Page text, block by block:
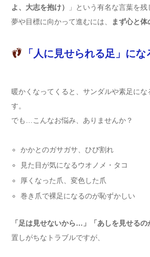
よ、大志を抱け）
」という有名な言葉を残
夢や目標に向かって進むには、
まず心と体
「人に見せられる足」にな
暖かくなってくると、サンダルや素足にな
す。
でも…こんなお悩み、ありませんか？
かかとのガサガサ、ひび割れ
見た目が気になるウオノメ・タコ
厚くなった爪、変色した爪
巻き爪で裸足になるのが恥ずかしい
「足は見せないから…」「あしを見せるの
置しがちなトラブルですが、